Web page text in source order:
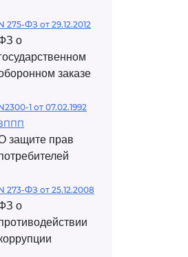
275-ФЗ от 29.12.2012
о
заказе
1 от 07.02.1992
защите прав
273-ФЗ от 25.12.2008
о